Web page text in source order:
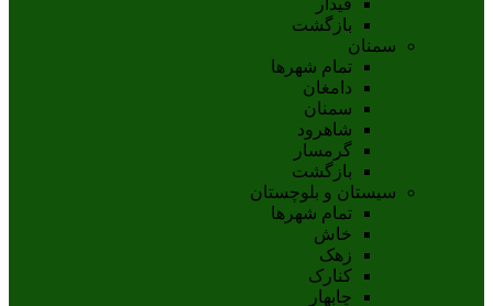
بازگشت
سمنان
تمام شهر‌ها
دامغان
سمنان
شاهرود
گرمسار
بازگشت
سیستان و بلوچستان
تمام شهر‌ها
خاش
زهک
کنارک
چابهار